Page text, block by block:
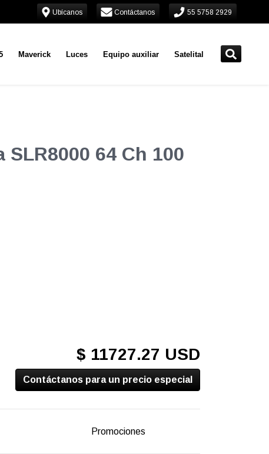
Ubícanos Contáctanos 55 5758 2929
Maverick Luces Equipo auxiliar Satelital
64 Ch 100
$ 11727.27 USD
Contáctanos para un precio especial
Promociones